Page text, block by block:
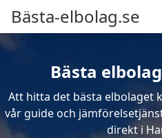
Bästa-elbolag.se
Bästa
Att hitta det bästa elbolaget
vår guide och
direkt i